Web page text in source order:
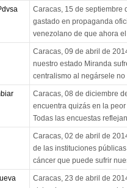
Caracas, 15 de septiembre
gastado en propaganda
venezolano de que ahora
Caracas, 09 de abril de
nuestro estado Miranda
centralismo al negársele no
Caracas, 08 de diciembre
encuentra quizás en la
Todas las encuestas
Caracas, 02 de abril de
de las instituciones
cáncer que puede sufrir
Caracas, 23 de abril de